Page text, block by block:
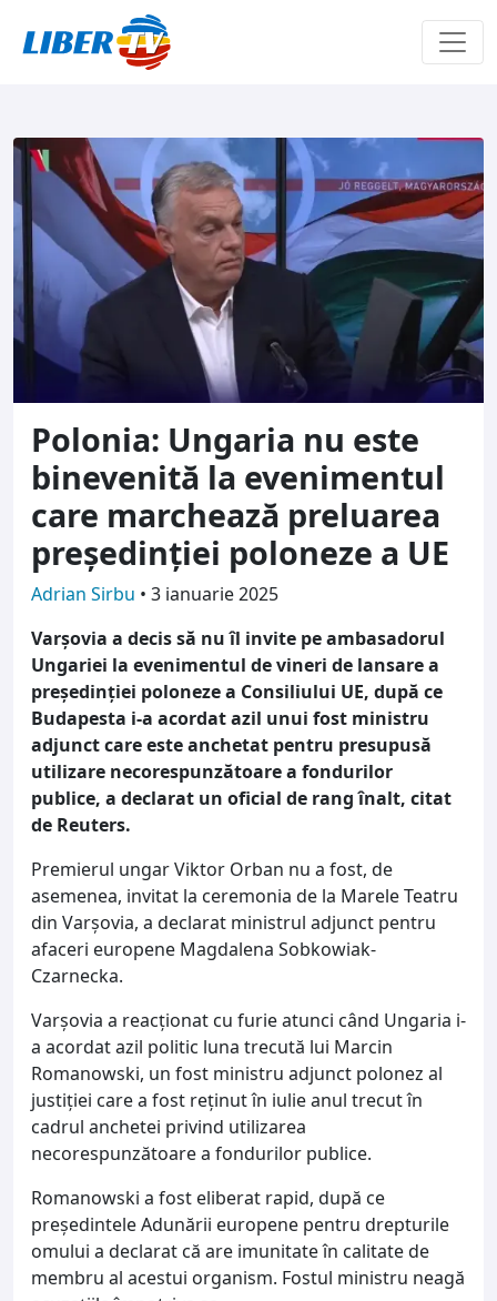
Polonia: Ungaria nu este
binevenită la evenimentul
care marchează preluarea
preşedinţiei poloneze a UE
Adrian Sirbu • 3 ianuarie 2025
Varşovia a decis să nu îl invite pe ambasadorul
Ungariei la evenimentul de vineri de lansare a
preşedinţiei poloneze a Consiliului UE, după ce
Budapesta i-a acordat azil unui fost ministru
adjunct care este anchetat pentru presupusă
utilizare necorespunzătoare a fondurilor
publice, a declarat un oficial de rang înalt, citat
de Reuters.
Premierul ungar Viktor Orban nu a fost, de
asemenea, invitat la ceremonia de la Marele Teatru
din Varşovia, a declarat ministrul adjunct pentru
afaceri europene Magdalena Sobkowiak-
Czarnecka.
Varşovia a reacţionat cu furie atunci când Ungaria i-
a acordat azil politic luna trecută lui Marcin
Romanowski, un fost ministru adjunct polonez al
justiţiei care a fost reţinut în iulie anul trecut în
cadrul anchetei privind utilizarea
necorespunzătoare a fondurilor publice.
Romanowski a fost eliberat rapid, după ce
preşedintele Adunării europene pentru drepturile
omului a declarat că are imunitate în calitate de
membru al acestui organism. Fostul ministru neagă